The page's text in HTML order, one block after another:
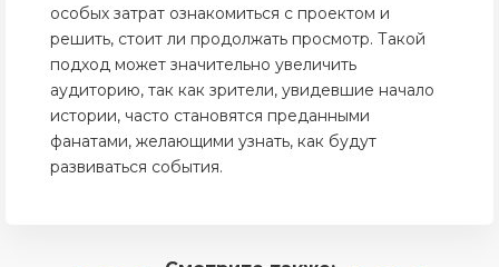
особых затрат ознакомиться с проектом и
решить, стоит ли продолжать просмотр. Такой
подход может значительно увеличить
аудиторию, так как зрители, увидевшие начало
истории, часто становятся преданными
фанатами, желающими узнать, как будут
развиваться события.